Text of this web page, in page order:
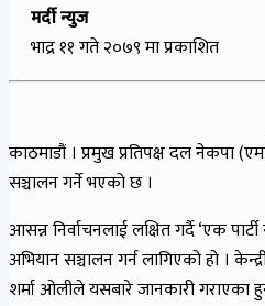
मर्दी न्युज
भाद्र ११ गते २०७९ मा प्रकाशित
काठमाडौं । प्रमुख प्रतिपक्ष दल नेकपा
सञ्चालन गर्ने भएको छ ।
आसन्न निर्वाचनलाई लक्षित गर्दै ‘एक
अभियान सञ्चालन गर्न लागिएको हो ।
शर्मा ओलीले यसबारे जानकारी गराएका